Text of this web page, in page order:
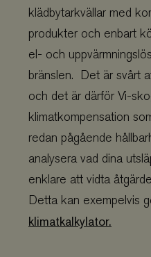
klädbytarkvällar med
produkter och enbart
el- och
bränslen. Det är svårt
och det är därför Vi-
klimatkompensation
redan pågående
analysera vad dina
enklare att vidta
Detta kan exempelvis
klimatkalkylator.